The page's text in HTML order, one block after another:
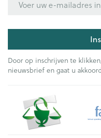
Door op inschrijven te
nieuwsbrief en gaat u